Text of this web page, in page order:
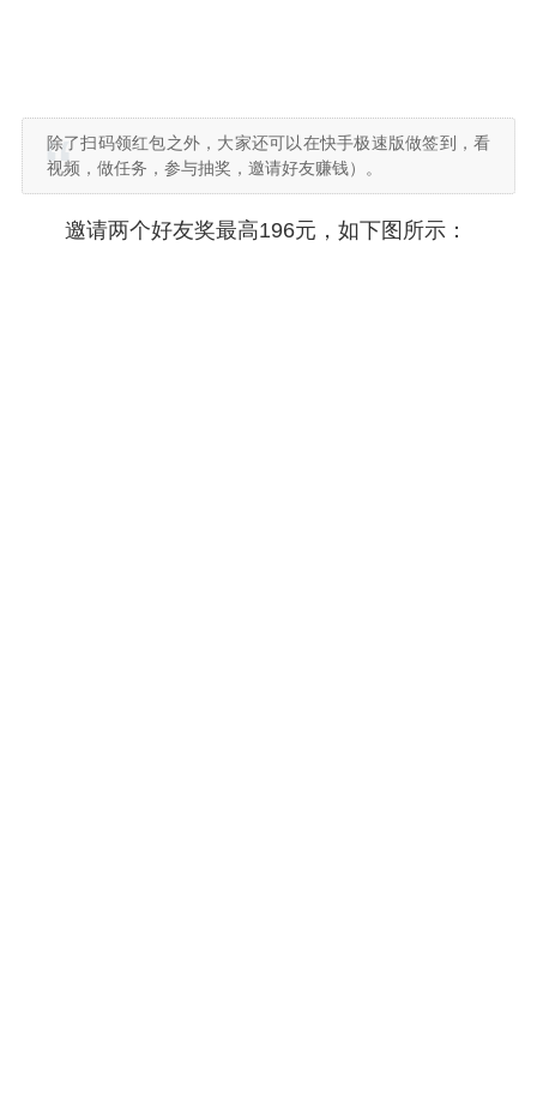
除了扫码领红包之外，大家还可以在快手极速版做签到，看
视频，做任务，参与抽奖，邀请好友赚钱）。
邀请两个好友奖最高196元，如下图所示：